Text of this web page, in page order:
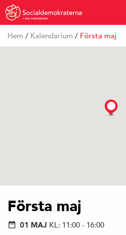
I HELSINGBORG
Hem / Kalendarium / Första maj
Första maj
01 MAJ KL: 11:00 - 16:00